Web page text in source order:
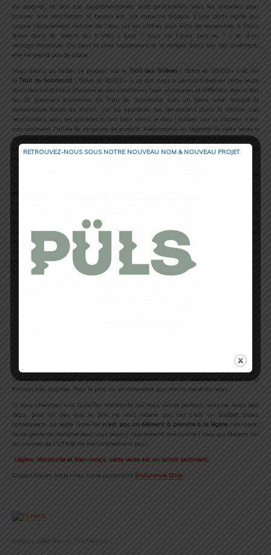
du poignet, et des zip supplémentaires sont positionnés sous les aisselles pour
assurer une ventilation si besoin est. La capuche dispose d’une parti rigide qui
assure l’écoulement naturel de l’eau sur les coté et vous évite de ressembler à Dany
Boon dans le sketch du K-Way ( quoi ? vous ne l’avez pas vu ? ) et d’un
serrage élastique. On peut la plier rapidement et la ranger dans son sac aisément,
elle ne prend pas de place.
Nous avons pu tester ce produit sur le Trail des Glières( 50km et 3000D+ ) et sur
le Trail de Sommand ( 50km et 4000D+ ), ce qui nous a permis d’évaluer cette veste
dans des conditions chaudes et des conditions bien pluvieuses et difficiles. Ayant fait
les 20 premiers kilomètres du Trail de Sommand sous un beau soleil malgré la
température froide du matin, j’ai pu apprécier les sensations dans la Minim. Les
ventilations sous les aisselles m’ont bien servis je dois l’avouer, car la chaleur n’est
pas vraiment l’alliée de ce genre de produit. Néanmoins, la légèreté de cette veste a
tempérée l’effet cocotte minute, mais j’ai du l’enlever dés que ce fut possible, sous
peine de me retrouver trempé par la transpiration. Pour l’effet respirabilité, on
froid, j’étais bien isolé et c’est quand même
quand, face aux éléments, on est bien protégé. Même dans les
moments très difficiles, la capuche ne m’a jamais gênée, cela s’ajuste parfaitement.
Au total, j’ai passé 7h30 avec ce produit sur moi avec des conditions mêlant pluie,
vent et température très basse. En terme d’équipements additionnels, je n’avais
qu’une première couche simple et des manchettes, je n’ai jamais eu froid.
Vraiment confortable à porter, indubitablement c’est un excellent produit à la
finition très soignée. Pour le prix, on en attendait pas moins me direz-vous…
​Si vous cherchez une Gore-Tex résistante qui vous suivra partout, vous ne serez pas
déçu, pour un peu que le prix ne vous rebute pas car c’est un budget assez
conséquent. La veste Gore-Tex n’est pas un élément à prendre à la légère l’omission
de ce genre de matériel peut vous pourrir rapidement une course ( ceux qui étaient sur
les courses de l’UTMB ne me contrediront pas ).
Légère, résistante et bien conçu, cette veste est un achat pertinent.
Disponible en solde chez notre partenaire Endurance Shop.
Grégory Julien Baron, Trail Session.
RETROUVEZ-NOUS SOUS NOTRE NOUVEAU NOM & NOUVEAU PROJET